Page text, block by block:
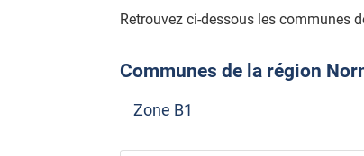
Retrouvez ci-dessous les communes
Communes de la région
Zone B1